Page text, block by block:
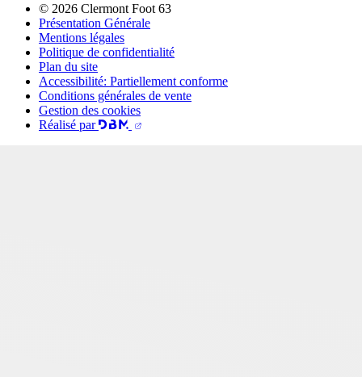
© 2026 Clermont Foot 63
Présentation Générale
Mentions légales
Politique de confidentialité
Plan du site
Accessibilité: Partiellement conforme
Conditions générales de vente
Gestion des cookies
Réalisé par